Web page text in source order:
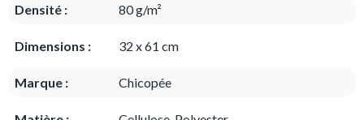
Densité : 80 g/m²
Dimensions : 32 x 61 cm
Marque : Chicopée